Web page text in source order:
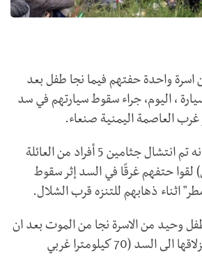
واحدة حفتهم فيما نجا طفل بعد
، اليوم، جراء سقوط سيارتهم في سد
العاصمة اليمنية صنعاء.
وقالت مصادر محلية إنه تم انتشال جثامين 5 أفراد من العائلة
لقوا حتفهم غرقًا في السد إثر سقوط
اثناء ذهابهم للتنزه قرب الشلال.
وحيد من الاسرة نجا من الموت بعد ان
قفز من السيارة اثناء انزلاقها الى السد (70 كيلومترا غربي